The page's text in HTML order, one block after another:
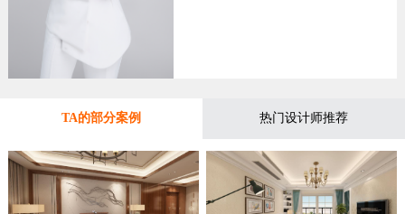
TA的部分案例 热门设计师推荐